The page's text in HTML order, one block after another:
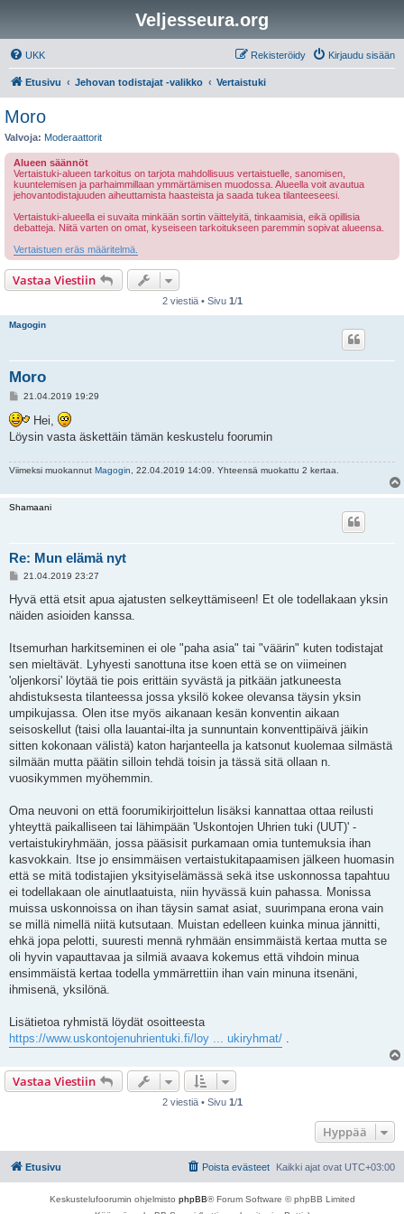
Veljesseura.org
UKK Kirjaudu sisään
Rekisteröidy
Etusivu Jehovan todistajat -valikko Vertaistuki
Moro
Valvoja: Moderaattorit
Alueen säännöt
Vertaistuki-alueen tarkoitus on tarjota mahdollisuus vertaistuelle, sanomisen,
kuuntelemisen ja parhaimmillaan ymmärtämisen muodossa. Alueella voit avautua
jehovantodistajuuden aiheuttamista haasteista ja saada tukea tilanteeseesi.
Vertaistuki-alueella ei suvaita minkään sortin väittelyitä, tinkaamisia, eikä opillisia
debatteja. Niitä varten on omat, kyseiseen tarkoitukseen paremmin sopivat alueensa.
Vertaistuen eräs määritelmä.
Vastaa Viestiin
2 viestiä • Sivu 1/1
Magogin
Moro
V
e
s
t
21.04.2019 19:29
Hei,
Löysin vasta äskettäin tämän keskustelu foorumin
Viimeksi muokannut Magogin , 22.04.2019 14:09. Yhteensä muokattu 2 kertaa.
Shamaani
Re: Mun elämä nyt
V
e
s
t
21.04.2019 23:27
Hyvä että etsit apua ajatusten selkeyttämiseen! Et ole todellakaan yksin
näiden asioiden kanssa.
Itsemurhan harkitseminen ei ole "paha asia" tai "väärin" kuten todistajat
sen mieltävät. Lyhyesti sanottuna itse koen että se on viimeinen
'oljenkorsi' löytää tie pois erittäin syvästä ja pitkään jatkuneesta
ahdistuksesta tilanteessa jossa yksilö kokee olevansa täysin yksin
umpikujassa. Olen itse myös aikanaan kesän konventin aikaan
seisoskellut (taisi olla lauantai-ilta ja sunnuntain konventtipäivä jäikin
sitten kokonaan välistä) katon harjanteella ja katsonut kuolemaa silmästä
silmään mutta päätin silloin tehdä toisin ja tässä sitä ollaan n.
vuosikymmen myöhemmin.
Oma neuvoni on että foorumikirjoittelun lisäksi kannattaa ottaa reilusti
yhteyttä paikalliseen tai lähimpään 'Uskontojen Uhrien tuki (UUT)' -
vertaistukiryhmään, jossa pääsisit purkamaan omia tuntemuksia ihan
kasvokkain. Itse jo ensimmäisen vertaistukitapaamisen jälkeen huomasin
että se mitä todistajien yksityiselämässä sekä itse uskonnossa tapahtuu
ei todellakaan ole ainutlaatuista, niin hyvässä kuin pahassa. Monissa
muissa uskonnoissa on ihan täysin samat asiat, suurimpana erona vain
se millä nimellä niitä kutsutaan. Muistan edelleen kuinka minua jännitti,
ehkä jopa pelotti, suuresti mennä ryhmään ensimmäistä kertaa mutta se
oli hyvin vapauttavaa ja silmiä avaava kokemus että vihdoin minua
ensimmäistä kertaa todella ymmärrettiin ihan vain minuna itsenäni,
ihmisenä, yksilönä.
Lisätietoa ryhmistä löydät osoitteesta
https://www.uskontojenuhrientuki.fi/loy ... ukiryhmat/
Vastaa Viestiin
2 viestiä • Sivu 1/1
Hyppää
Etusivu Kaikki ajat ovat UTC+03:00
Poista evästeet
Keskustelufoorumin ohjelmisto phpBB® Forum Software © phpBB Limited